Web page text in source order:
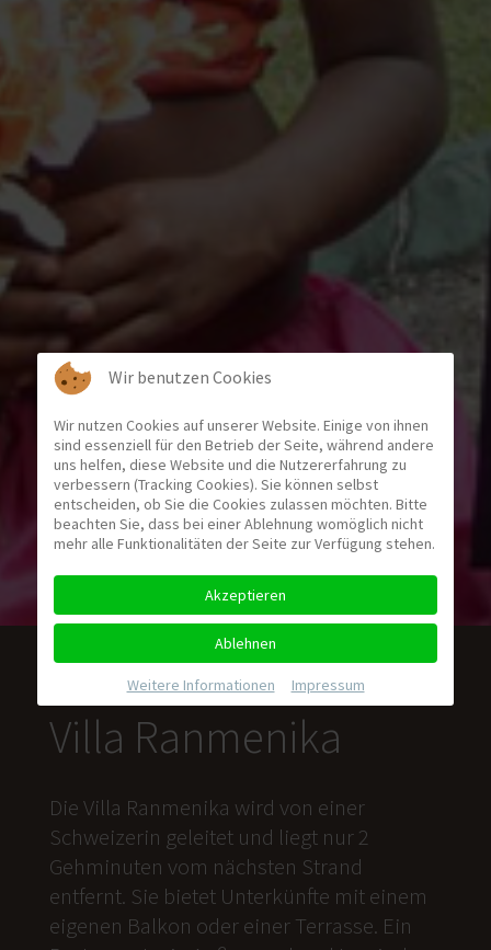
Villa Ranmenika
Die Villa Ranmenika wird von einer
Schweizerin geleitet und liegt nur 2
Gehminuten vom nächsten Strand
entfernt. Sie bietet Unterkünfte mit einem
eigenen Balkon oder einer Terrasse. Ein
Wir benutzen Cookies
Wir nutzen Cookies auf unserer Website. Einige von ihnen
sind essenziell für den Betrieb der Seite, während andere
uns helfen, diese Website und die Nutzererfahrung zu
verbessern (Tracking Cookies). Sie können selbst
entscheiden, ob Sie die Cookies zulassen möchten. Bitte
beachten Sie, dass bei einer Ablehnung womöglich nicht
mehr alle Funktionalitäten der Seite zur Verfügung stehen.
Akzeptieren
Ablehnen
Weitere Informationen Impressum